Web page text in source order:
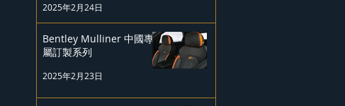
2025年2月24日
Bentley Mulliner 中國專
屬訂製系列
2025年2月23日